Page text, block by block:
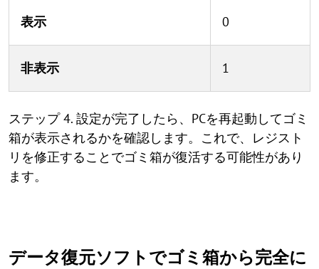
表示 0
非表示 1
ステップ 4. 設定が完了したら、PCを再起動してゴミ
箱が表示されるかを確認します。これで、レジスト
リを修正することでゴミ箱が復活する可能性があり
ます。
データ復元ソフトでゴミ箱から完全に